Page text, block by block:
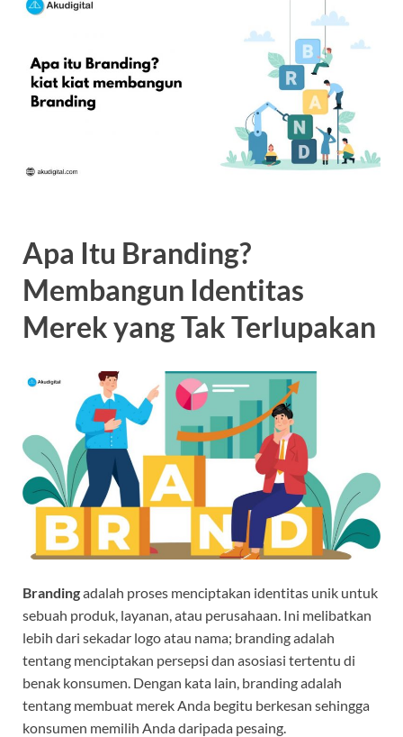
Apa Itu Branding?
Membangun Identitas
Merek yang Tak Terlupakan
Brandingadalah proses menciptakan identitas unik untuk
sebuah produk, layanan, atau perusahaan. Ini melibatkan
lebih dari sekadar logo atau nama; branding adalah
tentang menciptakan persepsi dan asosiasi tertentu di
benak konsumen. Dengan kata lain, branding adalah
tentang membuat merek Anda begitu berkesan sehingga
konsumen memilih Anda daripada pesaing.